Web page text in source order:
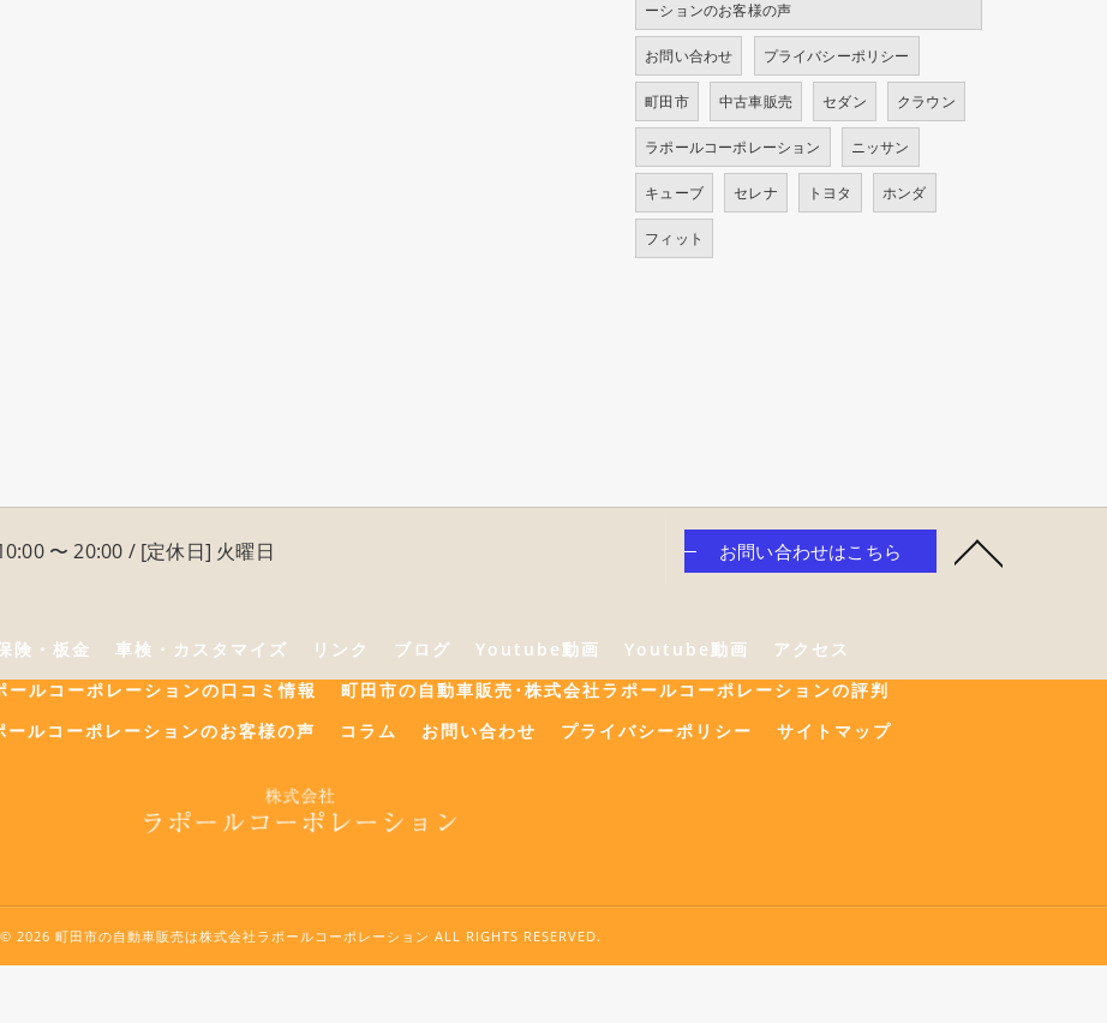
ーションのお客様の声
お問い合わせ プライバシーポリシー
町田市 中古車販売 セダン クラウン
ラポールコーポレーション ニッサン
キューブ セレナ トヨタ ホンダ
フィット
〜 20:00 / [定休日] 火曜日 お問い合わせはこちら
険・板金 車検・カスタマイズ リンク ブログ Youtube動画 Youtube動画
アクセス
ルコーポレーションの口コミ情報
町田市の自動車販売･株式会社ラポールコーポレーションの評判
ルコーポレーションのお客様の声
コラム お問い合わせ プライバシーポリシー サイトマップ
© 2026 町田市の自動車販売は株式会社ラポールコーポレーション ALL RIGHTS RESERVED.